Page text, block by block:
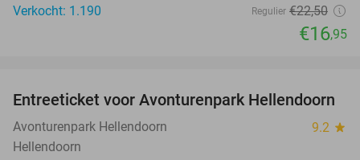
Verkocht: 1.190 Regulier €22,50
€16,95
41%
Entreeticket voor Avonturenpark Hellendoorn
Avonturenpark Hellendoorn 9.2 star
Hellendoorn